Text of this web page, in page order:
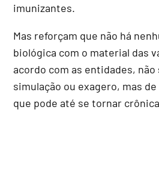
imunizantes.
Mas reforçam que não há
biológica com o material das
acordo com as entidades,
simulação ou exagero, mas
que pode até se tornar